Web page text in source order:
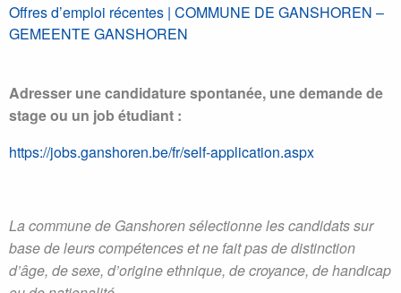
Offres d’emploi récentes | COMMUNE DE GANSHOREN –
GEMEENTE GANSHOREN
Adresser une candidature spontanée, une demande de
stage ou un job étudiant :
https://jobs.ganshoren.be/fr/self-application.aspx
La commune de Ganshoren sélectionne les candidats sur
base de leurs compétences et ne fait pas de distinction
d’âge, de sexe, d’origine ethnique, de croyance, de handicap